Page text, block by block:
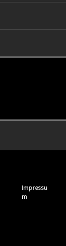
Impressu
m